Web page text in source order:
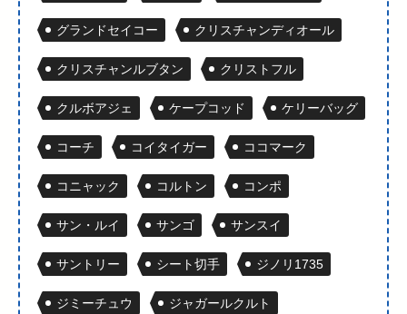
グランドセイコー クリスチャンディオール
クリスチャンルブタン クリストフル
クルボアジェ ケープコッド ケリーバッグ
コーチ コイタイガー ココマーク
コニャック コルトン コンポ
サン・ルイ サンゴ サンスイ
サントリー シート切手 ジノリ1735
ジミーチュウ ジャガールクルト